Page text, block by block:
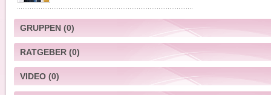
GRUPPEN(0)
RATGEBER(0)
VIDEO(0)